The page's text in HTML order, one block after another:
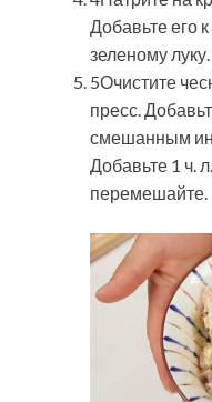
Добавьте его
зеленому луку.
5Очистите
пресс.
смешанным
Добавьте 1 ч.
перемешайте.